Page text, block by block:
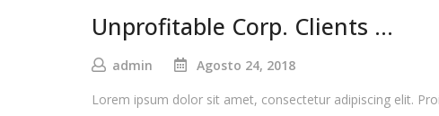
Unprofitable Corp. Clients …
admin
Agosto 24, 2018
Lorem ipsum dolor sit amet, consectetur adipiscing elit.